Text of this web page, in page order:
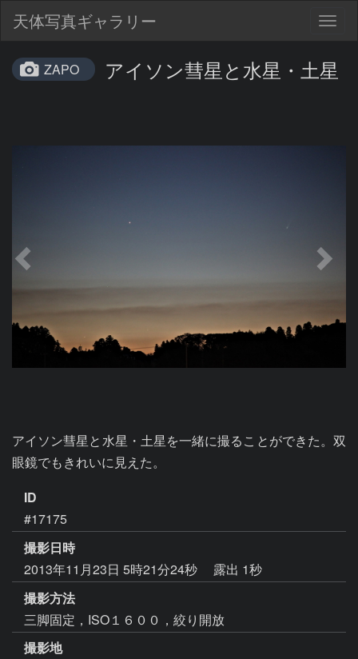
天体写真ギャラリー
ZAPO アイソン彗星と水星・土星
アイソン彗星と水星・土星を一緒に撮ることができた。双
眼鏡でもきれいに見えた。
ID
#17175
撮影日時
2013年11月23日 5時21分24秒
露出 1秒
撮影方法
三脚固定，ISO１６００，絞り開放
撮影地